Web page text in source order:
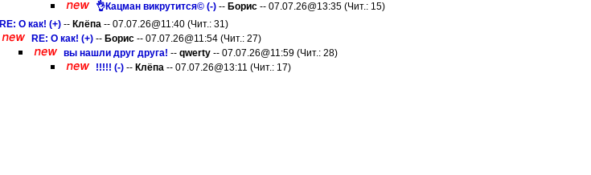
👌Кацман викрутится© (-) -- Борис -- 07.07.26@13:35 (Чит.: 15)
RE: О как! (+) -- Клёпа -- 07.07.26@11:40 (Чит.: 31)
RE: О как! (+) -- Борис -- 07.07.26@11:54 (Чит.: 27)
вы нашли друг друга! -- qwerty -- 07.07.26@11:59 (Чит.: 28)
!!!!! (-) -- Клёпа -- 07.07.26@13:11 (Чит.: 17)